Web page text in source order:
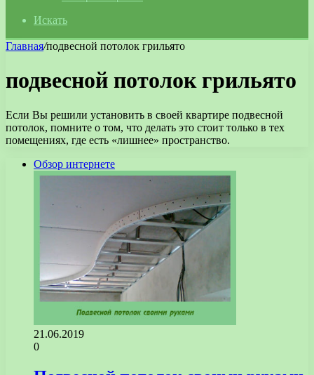
Искать
Главная/подвесной потолок грильято
подвесной потолок грильято
Если Вы решили установить в своей квартире подвесной
потолок, помните о том, что делать это стоит только в тех
помещениях, где есть «лишнее» пространство.
Обзор интернете
21.06.2019
0